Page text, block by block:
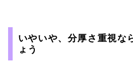
いやいや、分厚さ重視な
ょう